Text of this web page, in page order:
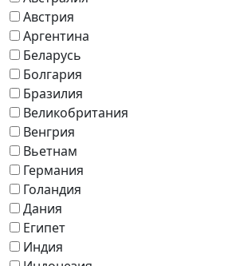
Австрия
Аргентина
Беларусь
Болгария
Бразилия
Великобритания
Венгрия
Вьетнам
Германия
Голандия
Дания
Египет
Индия